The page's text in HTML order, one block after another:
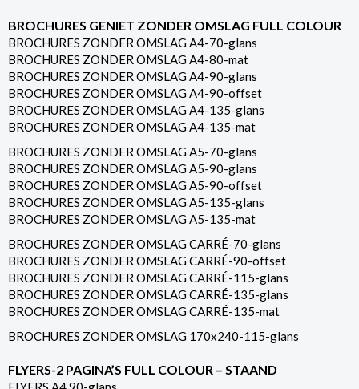
BROCHURES GENIET ZONDER OMSLAG FULL COLOUR
BROCHURES ZONDER OMSLAG A4-70-glans
BROCHURES ZONDER OMSLAG A4-80-mat
BROCHURES ZONDER OMSLAG A4-90-glans
BROCHURES ZONDER OMSLAG A4-90-offset
BROCHURES ZONDER OMSLAG A4-135-glans
BROCHURES ZONDER OMSLAG A4-135-mat
BROCHURES ZONDER OMSLAG A5-70-glans
BROCHURES ZONDER OMSLAG A5-90-glans
BROCHURES ZONDER OMSLAG A5-90-offset
BROCHURES ZONDER OMSLAG A5-135-glans
BROCHURES ZONDER OMSLAG A5-135-mat
BROCHURES ZONDER OMSLAG CARRÉ-70-glans
BROCHURES ZONDER OMSLAG CARRÉ-90-offset
BROCHURES ZONDER OMSLAG CARRÉ-115-glans
BROCHURES ZONDER OMSLAG CARRÉ-135-glans
BROCHURES ZONDER OMSLAG CARRÉ-135-mat
BROCHURES ZONDER OMSLAG 170x240-115-glans
FLYERS-2 PAGINA’S FULL COLOUR – STAAND